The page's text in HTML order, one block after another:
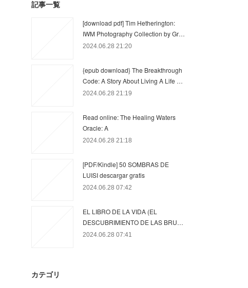
記事一覧
[download pdf] Tim Hetherington:
IWM Photography Collection by Gr…
2024.06.28 21:20
{epub download} The Breakthrough
Code: A Story About Living A Life …
2024.06.28 21:19
Read online: The Healing Waters
Oracle: A
2024.06.28 21:18
[PDF/Kindle] 50 SOMBRAS DE
LUISI descargar gratis
2024.06.28 07:42
EL LIBRO DE LA VIDA (EL
DESCUBRIMIENTO DE LAS BRU…
2024.06.28 07:41
カテゴリ